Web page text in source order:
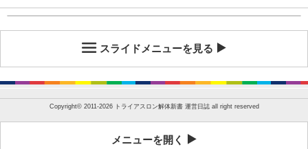
スライドメニューを見る
Copyright© 2011-2026 トライアスロン解体新書 運営日誌all right reserved
メニューを開く